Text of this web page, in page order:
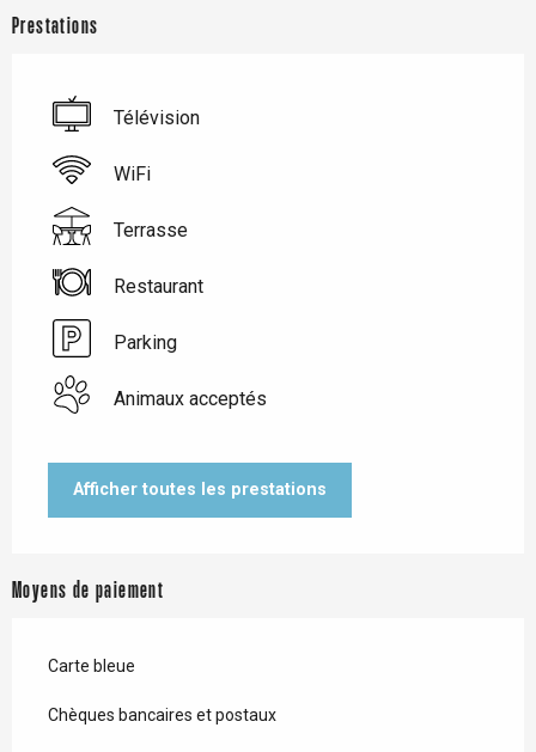
Prestations
Télévision
WiFi
Terrasse
Restaurant
Parking
Animaux acceptés
Afficher toutes les prestations
Moyens de paiement
Carte bleue
Chèques bancaires et postaux